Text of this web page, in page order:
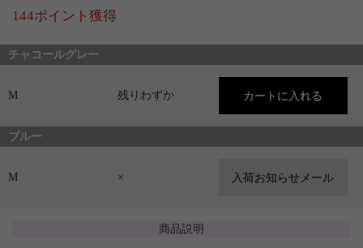
144ポイント獲得
チャコールグレー
M 残りわずか
ブルー
M ×
商品説明